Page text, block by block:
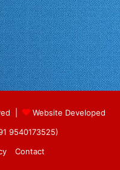
|
Website Developed
9540173525)
Contact